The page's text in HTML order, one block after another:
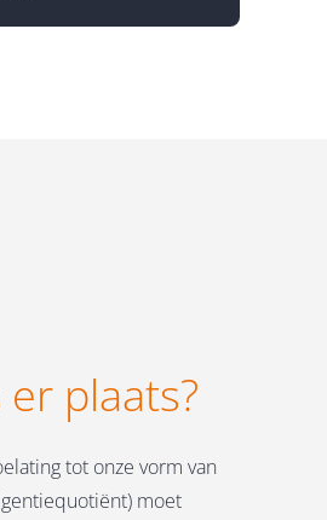
plaats?
tot onze vorm van
moet